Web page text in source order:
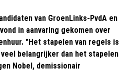
van GroenLinks-PvdA en
in aanvaring gekomen over
"Het stapelen van regels is
belangrijker dan het stapelen
Nobel, demissionair